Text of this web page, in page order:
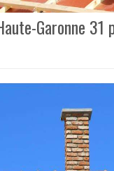
Garonne 31